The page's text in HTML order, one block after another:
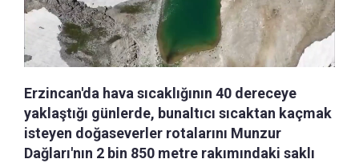
Erzincan'da hava sıcaklığının 40 dereceye
yaklaştığı günlerde, bunaltıcı sıcaktan kaçmak
isteyen doğaseverler rotalarını Munzur
Dağları'nın 2 bin 850 metre rakımındaki saklı